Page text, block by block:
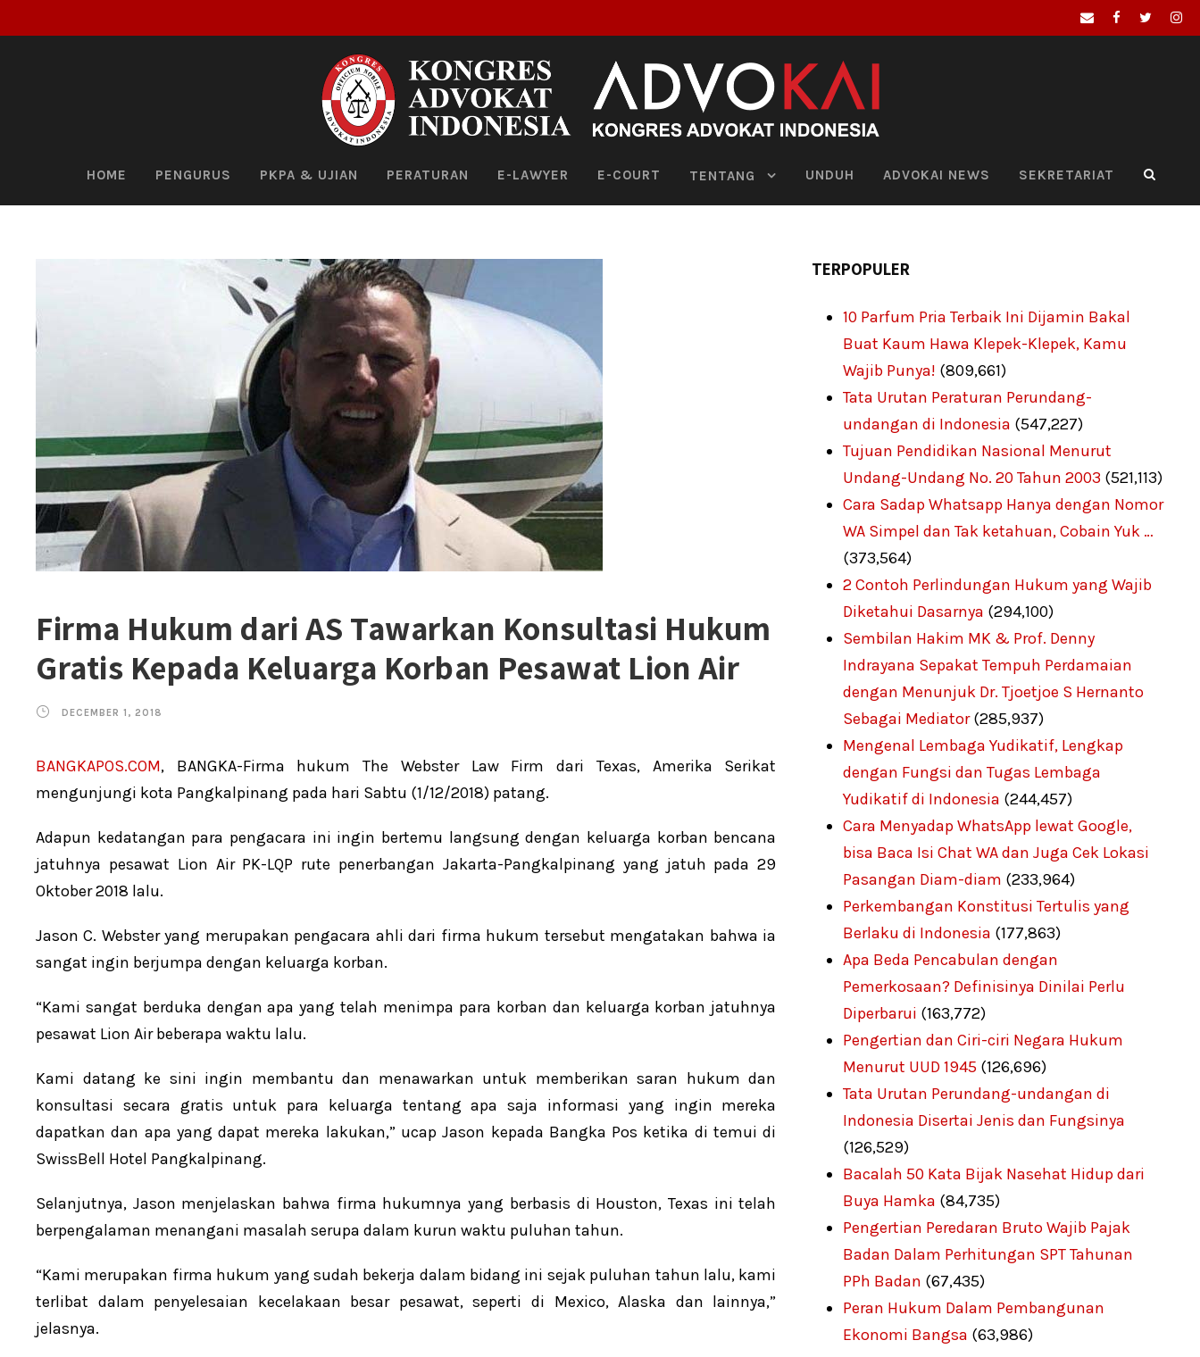
HOME PENGURUS PKPA & UJIAN PERATURAN E-LAWYER E-COURT TENTANG UNDUH ADVOKAI NEWS SEKRETARIAT
Firma Hukum dari AS Tawarkan Konsultasi Hukum
Gratis Kepada Keluarga Korban Pesawat Lion Air
DECEMBER 1, 2018
BANGKAPOS.COM, BANGKA-Firma hukum The Webster Law Firm dari Texas, Amerika Serikat
mengunjungi kota Pangkalpinang pada hari Sabtu (1/12/2018) patang.
Adapun kedatangan para pengacara ini ingin bertemu langsung dengan keluarga korban bencana
jatuhnya pesawat Lion Air PK-LQP rute penerbangan Jakarta-Pangkalpinang yang jatuh pada 29
Oktober 2018 lalu.
Jason C. Webster yang merupakan pengacara ahli dari firma hukum tersebut mengatakan bahwa ia
sangat ingin berjumpa dengan keluarga korban.
“Kami sangat berduka dengan apa yang telah menimpa para korban dan keluarga korban jatuhnya
pesawat Lion Air beberapa waktu lalu.
Kami datang ke sini ingin membantu dan menawarkan untuk memberikan saran hukum dan
konsultasi secara gratis untuk para keluarga tentang apa saja informasi yang ingin mereka
dapatkan dan apa yang dapat mereka lakukan,” ucap Jason kepada Bangka Pos ketika di temui di
SwissBell Hotel Pangkalpinang.
Selanjutnya, Jason menjelaskan bahwa firma hukumnya yang berbasis di Houston, Texas ini telah
berpengalaman menangani masalah serupa dalam kurun waktu puluhan tahun.
“Kami merupakan firma hukum yang sudah bekerja dalam bidang ini sejak puluhan tahun lalu, kami
terlibat dalam penyelesaian kecelakaan besar pesawat, seperti di Mexico, Alaska dan lainnya,”
jelasnya.
TERPOPULER
10 Parfum Pria Terbaik Ini Dijamin Bakal
Buat Kaum Hawa Klepek-Klepek, Kamu
Wajib Punya! (809,661)
Tata Urutan Peraturan Perundang-
undangan di Indonesia (547,227)
Tujuan Pendidikan Nasional Menurut
Undang-Undang No. 20 Tahun 2003 (521,113)
Cara Sadap Whatsapp Hanya dengan Nomor
WA Simpel dan Tak ketahuan, Cobain Yuk …
(373,564)
2 Contoh Perlindungan Hukum yang Wajib
Diketahui Dasarnya (294,100)
Sembilan Hakim MK & Prof. Denny
Indrayana Sepakat Tempuh Perdamaian
dengan Menunjuk Dr. Tjoetjoe S Hernanto
Sebagai Mediator (285,937)
Mengenal Lembaga Yudikatif, Lengkap
dengan Fungsi dan Tugas Lembaga
Yudikatif di Indonesia (244,457)
Cara Menyadap WhatsApp lewat Google,
bisa Baca Isi Chat WA dan Juga Cek Lokasi
Pasangan Diam-diam (233,964)
Perkembangan Konstitusi Tertulis yang
Berlaku di Indonesia (177,863)
Apa Beda Pencabulan dengan
Pemerkosaan? Definisinya Dinilai Perlu
Diperbarui (163,772)
Pengertian dan Ciri-ciri Negara Hukum
Menurut UUD 1945 (126,696)
Tata Urutan Perundang-undangan di
Indonesia Disertai Jenis dan Fungsinya
(126,529)
Bacalah 50 Kata Bijak Nasehat Hidup dari
Buya Hamka (84,735)
Pengertian Peredaran Bruto Wajib Pajak
Badan Dalam Perhitungan SPT Tahunan
PPh Badan (67,435)
Peran Hukum Dalam Pembangunan
Ekonomi Bangsa (63,986)